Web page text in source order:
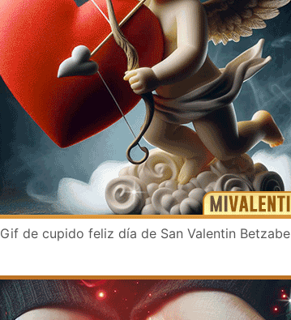
Gif de cupido feliz día de San Valentin Betzabe